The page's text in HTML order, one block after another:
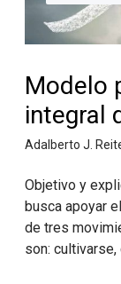
Modelo
integral
Adalberto J.
Objetivo y
busca apoyar
de tres
son: